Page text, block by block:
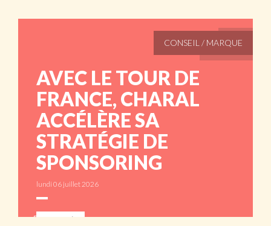
CONSEIL / MARQUE
AVEC LE TOUR DE
FRANCE, CHARAL
ACCÉLÈRE SA
STRATÉGIE DE
SPONSORING
lundi 06 juillet 2026
ABONNÉS